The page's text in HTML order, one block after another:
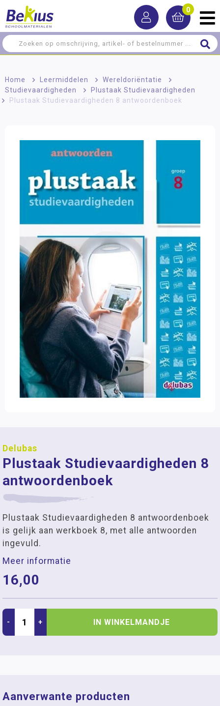
0
Home > Leermiddelen > Wereldoriëntatie
>
Studievaardigheden
> Plustaak Studievaardigheden
Plustaak Studievaardigheden 8 antwoordenboek
Delubas
Plustaak Studievaardigheden 8
antwoordenboek
Plustaak Studievaardigheden 8 antwoordenboek
is gelijk aan werkboek 8, met alle antwoorden
ingevuld.
Meer informatie
16,00
- + IN WINKELMANDJE
Aanverwante producten